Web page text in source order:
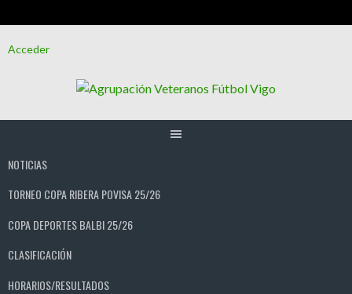
alAcceder
NOTICIAS
TORNEO COPA RIBERA POVISA 25/26
COPA DEPORTES BALBI 25/26
CLASIFICACIÓN
HORARIOS/RESULTADOS